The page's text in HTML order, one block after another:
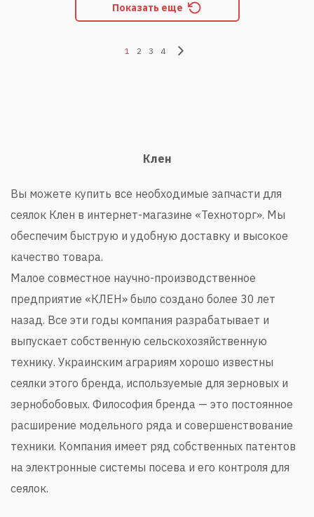
Показать еще
1 2 3 4
Клен
Вы можете купить все необходимые запчасти для
сеялок Клен в интернет-магазине «Техноторг». Мы
обеспечим быструю и удобную доставку и высокое
качество товара.
Малое совместное научно-производственное
предприятие «КЛЕН» было создано более 30 лет
назад. Все эти годы компания разрабатывает и
выпускает собственную сельскохозяйственную
технику. Украинским аграриям хорошо известны
сеялки этого бренда, используемые для зерновых и
зернобобовых. Философия бренда — это постоянное
расширение модельного ряда и совершенствование
техники. Компания имеет ряд собственных патентов
на электронные системы посева и его контроля для
сеялок.